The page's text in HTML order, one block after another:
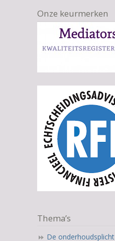
Onze keurmerken
Thema’s
De onderhoudsplicht